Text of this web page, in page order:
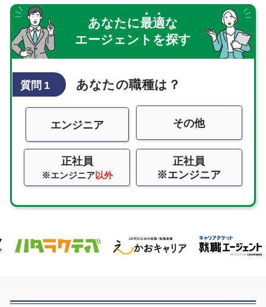
あなたに最適な
エージェントを探す
質問 1 あなたの職種は？
エンジニア その他
正社員
※エンジニア以外
正社員
※エンジニア